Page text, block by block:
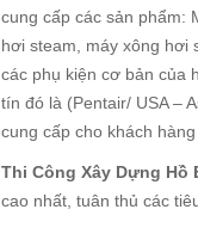
cung cấp các sản phẩm:
hơi steam, máy xông hơi
các phụ kiện cơ bản của
tín đó là (Pentair/ USA –
cung cấp cho khách
Thi Công Xây Dựng
cao nhất, tuân thủ các